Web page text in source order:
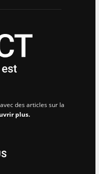
des articles sur la
plus.